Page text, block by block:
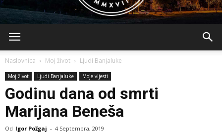
Naslovnica Moj život Ljudi Banjaluke
Moj život Ljudi Banjaluke Moje vijesti
Godinu dana od smrti
Marijana Beneša
Od Igor Požgaj - 4 Septembra, 2019